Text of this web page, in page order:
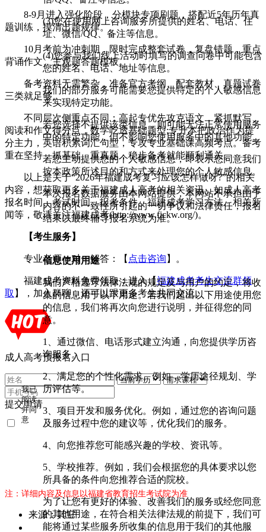
8-9月进入强化阶段，分模块专项刷题，搭配近5年历年真
题训练，摸清出题规律。
10月考前为冲刺期，限时完成整套试卷，复盘错题，重点
背诵作文、主观题答题模板。
备考资料无需繁杂，准备官方考纲、配套教材、真题试卷
三类就足够。
不同层次侧重点不同：高起专优先攻克语文，紧抓默写、
阅读和作文得分点，数学吃透基础题型;专升本把政治作为提
分主力，英语积累词汇句型，专攻专业基础课高频考点。备考
重在坚持，抓基础、重真题，稳步备考就能顺利通关。
以上是关于“2026年福建成考复习应该怎样做呀?”的相关
内容，想获取更多关于福建成人高考的相关资讯，如成人高考
报名时间、考试时间、报考条件、福建成考学习方法、相关新
闻等，敬请关注福建成考(http://www.fjckw.org/)。
【考生服务】
专业老师一对一解答：【 点击咨询 】。
福建成考资料免费领取：进入【福建成考考生交流群领
取 】，加入群聊，还可以跟更多考生共同交流。
成人高考预报名入口
提交申请
我已
阅读
并同
意
(3)您在使用网上咨询服务所提供的姓名、电话、住
址、微信/QQ、备注等信息。
(4)您参与我们线上活动时填写的调查问卷中可能包含
您的姓名、电话、地址等信息。
我们的部分服务可能需要您提供特定的个人敏感信息
来实现特定功能。
若您选择不提供该类信息，则可能无法正常使用服务
中的特定功能，但不影响您使用服务中的其他功能。
若您主动提供您的个人敏感信息，即表示您同意我们
按本政策所述目的和方式来处理您的个人敏感信息。
本次报名数据服务由本网站提供，本网站不承担由于
内容的不一致性所引起的一切争议和法律责任，报名
结果以最终辅导报名系统为准。
信息使用用途
我们严格遵守法律法规的规定及与用户的约定，将收
集的信息用于以下用途。若我们超出以下用途使用您
的信息，我们将再次向您进行说明，并征得您的同
意。
1、通过微信、电话形式建立沟通，向您提供学历咨
询服务。
2、满足您的个性化需求。例如，学历途径规划、学
历评估等。
3、项目开发和服务优化。例如，通过您的咨询问题
及服务过程中您的建议等，优化我们的服务。
4、向您推荐您可能感兴趣的学校、资讯等。
5、学校推荐。例如，我们会根据您的具体要求以您
所具备的条件向您推荐合适的院校。
为了让您有更好的体验、改善我们的服务或经您同意
的其他用途，在符合相关法律法规的前提下，我们可
能将通过某些服务所收集的信息用于我们的其他服
注：详细内容及信息以福建省教育招生考试院为准
来源：其它